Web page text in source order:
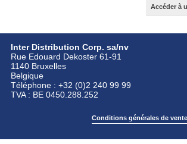
Accéder à
Inter Distribution Corp. sa/nv
Rue Edouard Dekoster 61-91
1140 Bruxelles
Belgique
Téléphone : +32 (0)2 240 99 99
TVA : BE 0450.288.252
Conditions générales de vente